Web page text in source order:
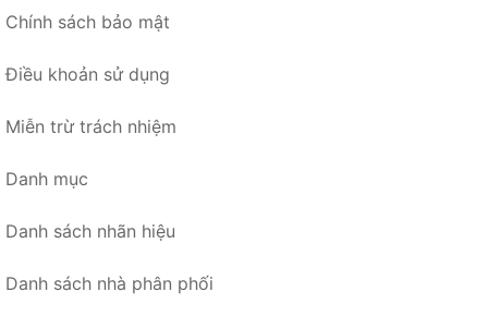
Chính sách bảo mật
Điều khoản sử dụng
Miễn trừ trách nhiệm
Danh mục
Danh sách nhãn hiệu
Danh sách nhà phân phối